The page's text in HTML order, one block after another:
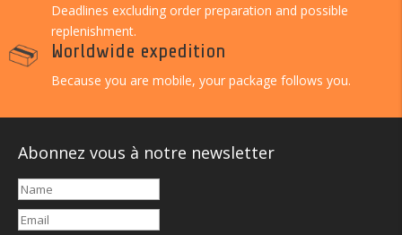
Deadlines excluding order preparation and possible
replenishment.
Worldwide expedition
Because you are mobile, your package follows you.
Abonnez vous à notre newsletter